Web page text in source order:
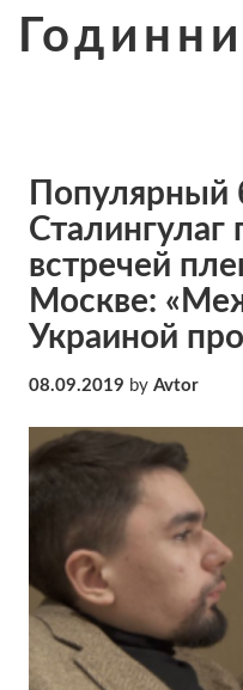
Популярный
Сталингулаг
встречей
Москве:
Украиной
08.09.2019 by Avtor